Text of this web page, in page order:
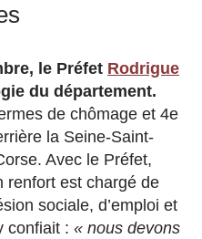
le Préfet Rodrigue
du département.
de chômage et 4e
la Seine-Saint-
Avec le Préfet,
renfort est chargé de
sociale, d’emploi et
confiait : « nous devons